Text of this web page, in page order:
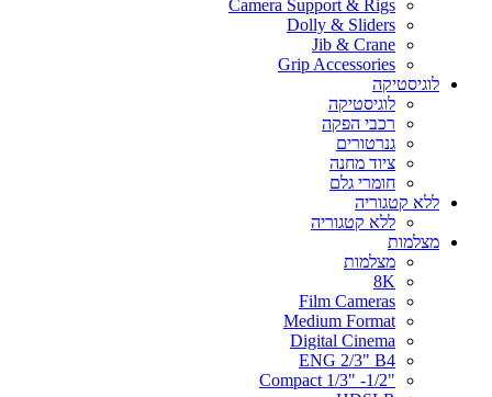
Camera Support & Rigs
Dolly & Sliders
Jib & Crane
Grip Accessories
לוגיסטיקה
לוגיסטיקה
רכבי הפקה
גנרטורים
ציוד מחנה
חומרי גלם
ללא קטגוריה
ללא קטגוריה
מצלמות
מצלמות
8K
Film Cameras
Medium Format
Digital Cinema
ENG 2/3" B4
"Compact 1/3" -1/2